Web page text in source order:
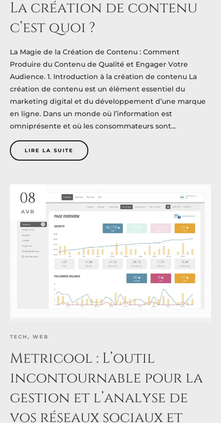
La création de contenu
c’est quoi ?
La Magie de la Création de Contenu : Comment
Produire du Contenu de Qualité et Engager Votre
Audience. 1. Introduction à la création de contenu La
création de contenu est un élément essentiel du
marketing digital et du développement d’une marque
en ligne. Dans un monde où l’information est
omniprésente et où les consommateurs sont...
LIRE LA SUITE
08
AVR
TECH, WEB
Metricool : L’outil
incontournable pour la
gestion et l’analyse de
vos réseaux sociaux et